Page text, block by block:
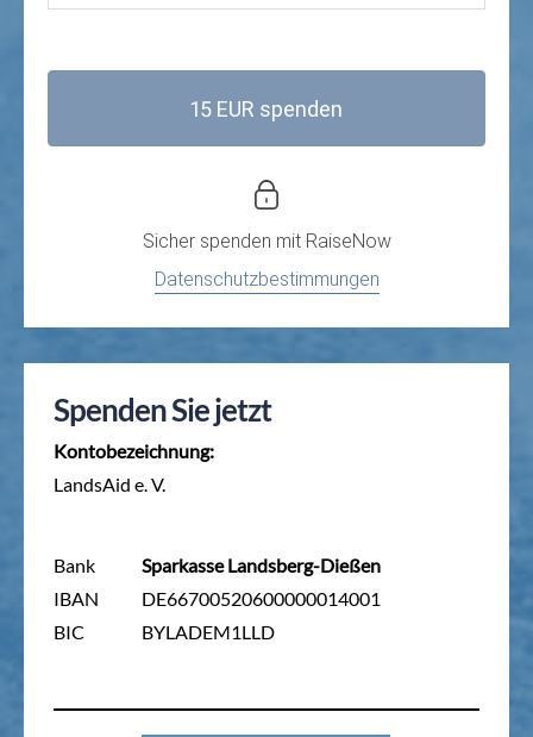
15 EUR spenden
Sicher spenden mit RaiseNow
Datenschutzbestimmungen
Spenden Sie jetzt
Kontobezeichnung:
LandsAid e. V.
Bank
IBAN
BIC
Sparkasse Landsberg-Dießen
DE66700520600000014001
BYLADEM1LLD